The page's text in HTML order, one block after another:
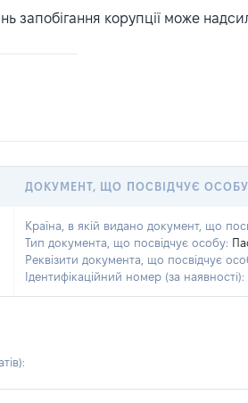
корупції може
ДОКУМЕНТ, ЩО ПОСВІДЧУЄ ОСОБУ
Країна, в якій видано документ, що
Тип документа, що посвідчує особу:
Реквізити документа, що посвідчує
Ідентифікаційний номер (за наявності):
: